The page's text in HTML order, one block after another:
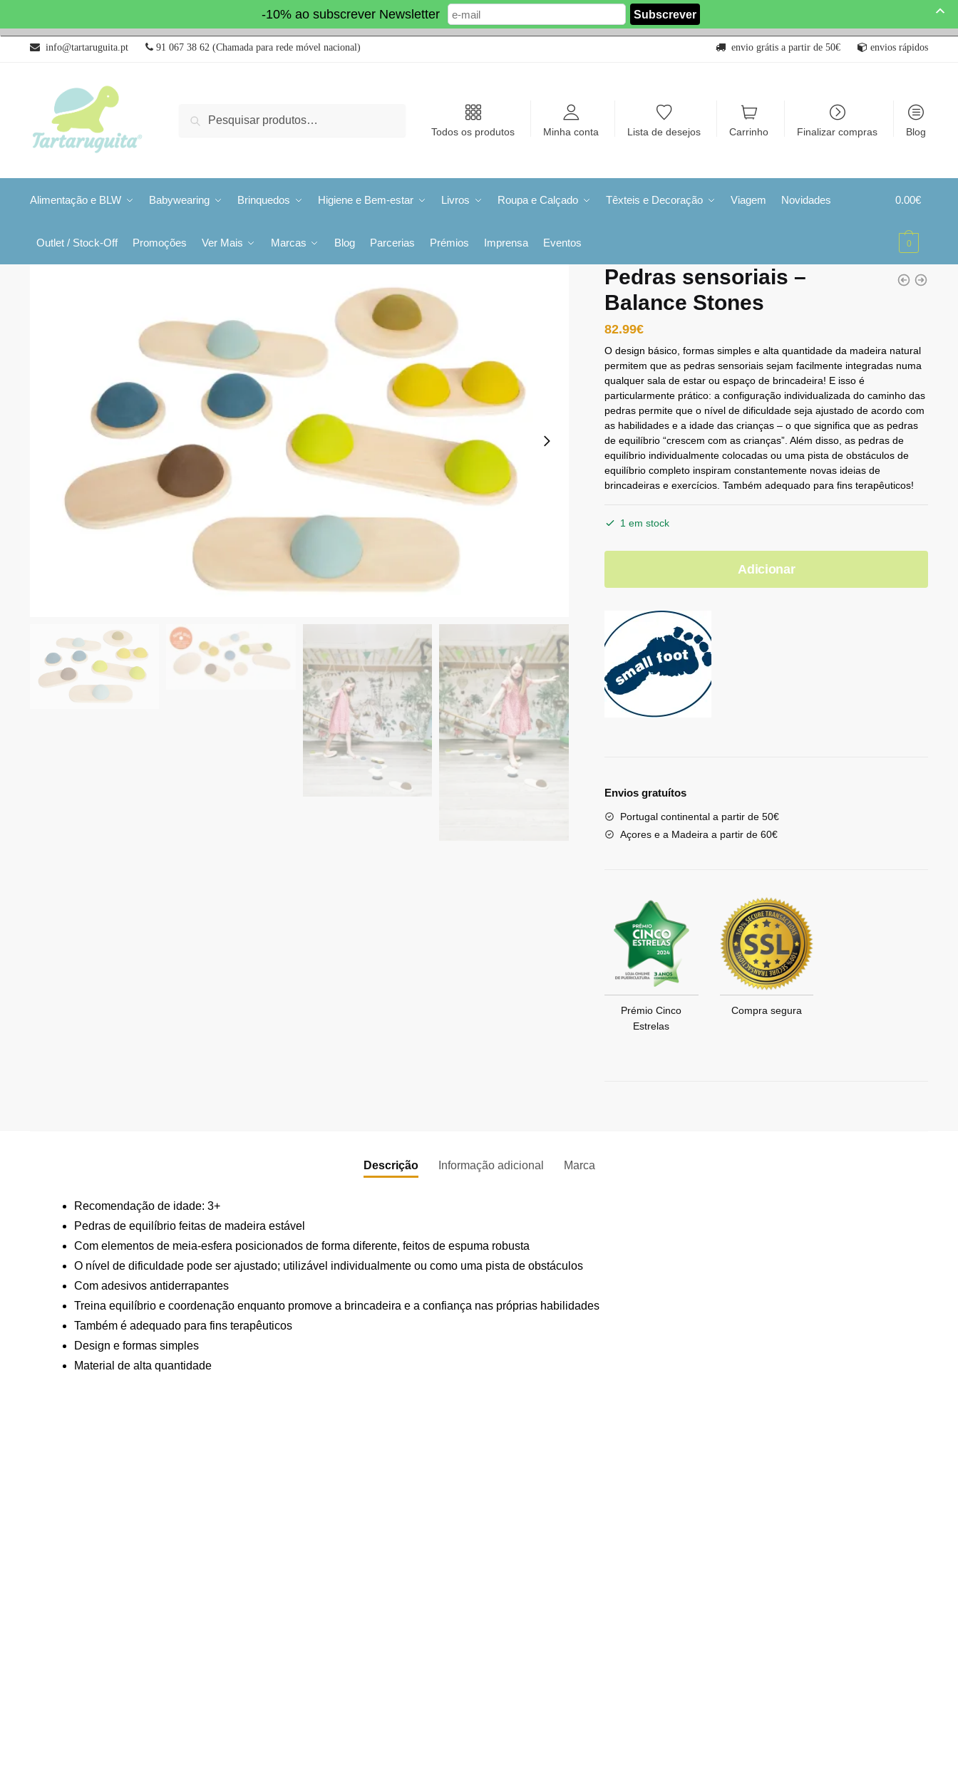
-10% ao subscrever Newsletter
info@tartaruguita.pt 91 067 38 62 (Chamada para rede móvel nacional) envio grátis a partir de 50€ envios rápidos
Pesquisa
Todos os produtos Minha conta Lista de desejos Carrinho Finalizar compras Blog
Alimentação e BLW Babywearing Brinquedos Higiene e Bem-estar Livros Roupa e Calçado Têxteis e Decoração Viagem Novidades
Outlet / Stock-Off Promoções Ver Mais Marcas Blog Parcerias Prémios Imprensa Eventos
0.00€
0
Pedras sensoriais –
Balance Stones
82.99€
O design básico, formas simples e alta quantidade da madeira natural
permitem que as pedras sensoriais sejam facilmente integradas numa
qualquer sala de estar ou espaço de brincadeira! E isso é
particularmente prático: a configuração individualizada do caminho das
pedras permite que o nível de dificuldade seja ajustado de acordo com
as habilidades e a idade das crianças – o que significa que as pedras
de equilíbrio “crescem com as crianças”. Além disso, as pedras de
equilíbrio individualmente colocadas ou uma pista de obstáculos de
equilíbrio completo inspiram constantemente novas ideias de
brincadeiras e exercícios. Também adequado para fins terapêuticos!
1 em stock
Adicionar
Envios gratuítos
Portugal continental a partir de 50€
Açores e a Madeira a partir de 60€
Prémio Cinco
Estrelas
Compra segura
Descrição Informação adicional Marca
Recomendação de idade: 3+
Pedras de equilíbrio feitas de madeira estável
Com elementos de meia-esfera posicionados de forma diferente, feitos de espuma robusta
O nível de dificuldade pode ser ajustado; utilizável individualmente ou como uma pista de obstáculos
Com adesivos antiderrapantes
Treina equilíbrio e coordenação enquanto promove a brincadeira e a confiança nas próprias habilidades
Também é adequado para fins terapêuticos
Design e formas simples
Material de alta quantidade